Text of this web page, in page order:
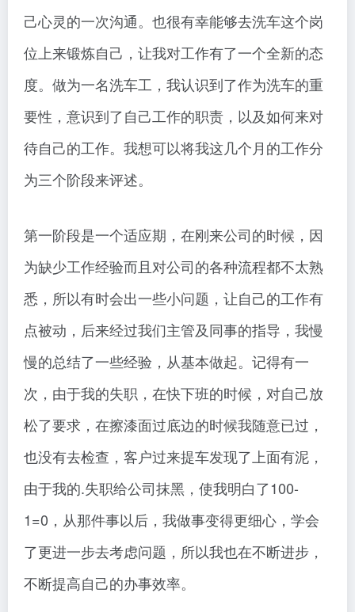
己心灵的一次沟通。也很有幸能够去洗车这个岗
位上来锻炼自己，让我对工作有了一个全新的态
度。做为一名洗车工，我认识到了作为洗车的重
要性，意识到了自己工作的职责，以及如何来对
待自己的工作。我想可以将我这几个月的工作分
为三个阶段来评述。
第一阶段是一个适应期，在刚来公司的时候，因
为缺少工作经验而且对公司的各种流程都不太熟
悉，所以有时会出一些小问题，让自己的工作有
点被动，后来经过我们主管及同事的指导，我慢
慢的总结了一些经验，从基本做起。记得有一
次，由于我的失职，在快下班的时候，对自己放
松了要求，在擦漆面过底边的时候我随意已过，
也没有去检查，客户过来提车发现了上面有泥，
由于我的.失职给公司抹黑，使我明白了100-
1=0，从那件事以后，我做事变得更细心，学会
了更进一步去考虑问题，所以我也在不断进步，
不断提高自己的办事效率。